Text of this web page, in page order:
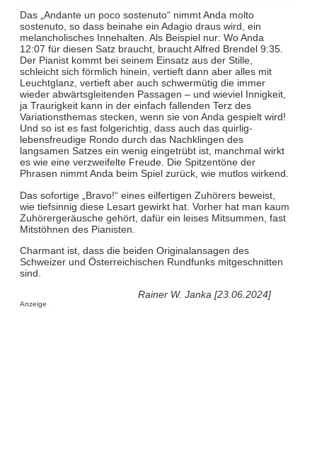
Das „Andante un poco sostenuto“ nimmt Anda molto
sostenuto, so dass beinahe ein Adagio draus wird, ein
melancholisches Innehalten. Als Beispiel nur: Wo Anda
12:07 für diesen Satz braucht, braucht Alfred Brendel 9:35.
Der Pianist kommt bei seinem Einsatz aus der Stille,
schleicht sich förmlich hinein, vertieft dann aber alles mit
Leuchtglanz, vertieft aber auch schwermütig die immer
wieder abwärtsgleitenden Passagen – und wieviel Innigkeit,
ja Traurigkeit kann in der einfach fallenden Terz des
Variationsthemas stecken, wenn sie von Anda gespielt wird!
Und so ist es fast folgerichtig, dass auch das quirlig-
lebensfreudige Rondo durch das Nachklingen des
langsamen Satzes ein wenig eingetrübt ist, manchmal wirkt
es wie eine verzweifelte Freude. Die Spitzentöne der
Phrasen nimmt Anda beim Spiel zurück, wie mutlos wirkend.
Das sofortige „Bravo!“ eines eilfertigen Zuhörers beweist,
wie tiefsinnig diese Lesart gewirkt hat. Vorher hat man kaum
Zuhörergeräusche gehört, dafür ein leises Mitsummen, fast
Mitstöhnen des Pianisten.
Charmant ist, dass die beiden Originalansagen des
Schweizer und Österreichischen Rundfunks mitgeschnitten
sind.
Rainer W. Janka [23.06.2024]
Anzeige